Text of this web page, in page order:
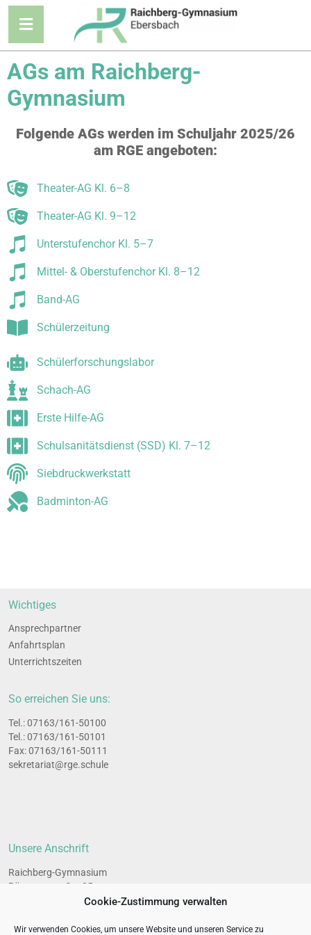
Cookie-Zustimmung verwalten
Wir verwenden Cookies, um unsere Website und unseren Service zu
AGs am Raichberg-
Gymnasium
Fol­gen­de AGs wer­den im Schul­jahr 2025/26
am RGE angeboten:
Thea­ter-AG Kl. 6–8
Thea­ter-AG Kl. 9–12
Unter­stu­fen­chor Kl. 5–7
Mit­tel- & Ober­stu­fen­chor Kl. 8–12
Band-AG
Schü­ler­zei­tung
Schü­ler­for­schungs­la­bor
Schach-AG
Ers­te Hilfe-AG
Schul­sa­ni­täts­dienst (SSD) Kl. 7–12
Sieb­druck­werk­statt
Bad­min­ton-AG
Wich­ti­ges
Ansprech­part­ner
Anfahrts­plan
Unter­richts­zei­ten
So erreichen Sie uns:
Tel.: 07163/161-50100
Tel.: 07163/161-50101
Fax: 07163/161-50111
sekretariat@rge.schule
Unsere Anschrift
Raichberg-Gymnasium
Bünzwanger Str. 35
73061 Ebersbach an der Fils